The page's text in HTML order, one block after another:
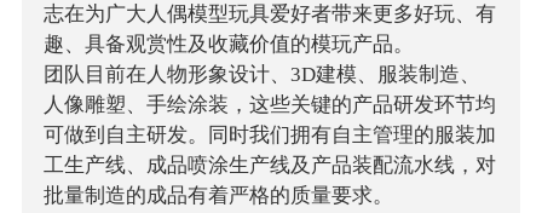
志在为广大人偶模型玩具爱好者带来更多好玩、有
趣、具备观赏性及收藏价值的模玩产品。
团队目前在人物形象设计、3D建模、服装制造、
人像雕塑、手绘涂装，这些关键的产品研发环节均
可做到自主研发。同时我们拥有自主管理的服装加
工生产线、成品喷涂生产线及产品装配流水线，对
批量制造的成品有着严格的质量要求。